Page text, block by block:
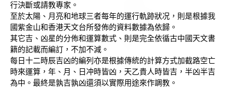
行決斷或請教專家。
至於太陽、月亮和地球三者每年的運行軌跡狀况，則是根據我
國紫金山和香港天文台所發佈的資料數據為依歸。
其它吉、凶星的分佈和運算數式、則是完全依循古中國天文書
籍的記載而編訂，不加不減。
每日十二時辰吉凶的編列亦是根據傳統的計算方式加截路空亡
時來運算，年、月、日冲時皆凶，天乙貴人時皆吉，半凶半吉
為中。最終是孰吉孰凶還須以實際用途來作調教。